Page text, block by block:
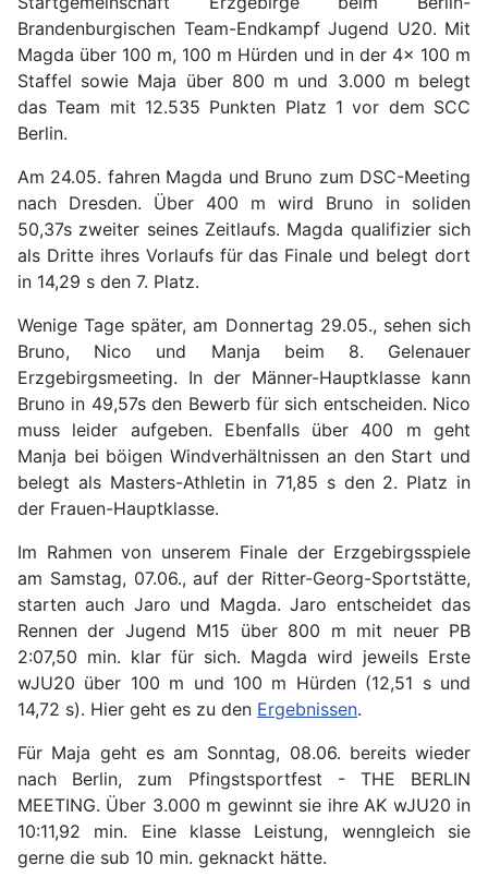
Brandenburgischen Team-Endkampf Jugend U20. Mit
Magda über 100 m, 100 m Hürden und in der 4x 100 m
Staffel sowie Maja über 800 m und 3.000 m belegt
das Team mit 12.535 Punkten Platz 1 vor dem SCC
Berlin.
Am 24.05. fahren Magda und Bruno zum DSC-Meeting
nach Dresden. Über 400 m wird Bruno in soliden
50,37s zweiter seines Zeitlaufs. Magda qualifizier sich
als Dritte ihres Vorlaufs für das Finale und belegt dort
in 14,29 s den 7. Platz.
Wenige Tage später, am Donnertag 29.05., sehen sich
Bruno, Nico und Manja beim 8. Gelenauer
Erzgebirgsmeeting. In der Männer-Hauptklasse kann
Bruno in 49,57s den Bewerb für sich entscheiden. Nico
muss leider aufgeben. Ebenfalls über 400 m geht
Manja bei böigen Windverhältnissen an den Start und
belegt als Masters-Athletin in 71,85 s den 2. Platz in
der Frauen-Hauptklasse.
Im Rahmen von unserem Finale der Erzgebirgsspiele
am Samstag, 07.06., auf der Ritter-Georg-Sportstätte,
starten auch Jaro und Magda. Jaro entscheidet das
Rennen der Jugend M15 über 800 m mit neuer PB
2:07,50 min. klar für sich. Magda wird jeweils Erste
wJU20 über 100 m und 100 m Hürden (12,51 s und
14,72 s). Hier geht es zu den Ergebnissen.
Für Maja geht es am Sonntag, 08.06. bereits wieder
nach Berlin, zum Pfingstsportfest - THE BERLIN
MEETING. Über 3.000 m gewinnt sie ihre AK wJU20 in
10:11,92 min. Eine klasse Leistung, wenngleich sie
gerne die sub 10 min. geknackt hätte.